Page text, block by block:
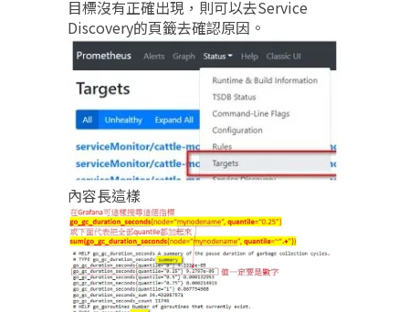
目標沒有正確出現，則可以去Service
Discovery的頁籤去確認原因。
內容長這樣